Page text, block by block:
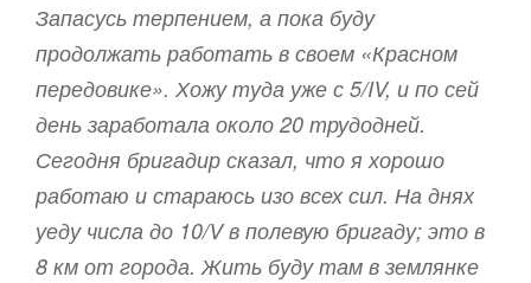
Запасусь терпением, а пока буду
продолжать работать в своем «Красном
передовике». Хожу туда уже с 5/IV, и по сей
день заработала около 20 трудодней.
Сегодня бригадир сказал, что я хорошо
работаю и стараюсь изо всех сил. На днях
уеду числа до 10/V в полевую бригаду; это в
8 км от города. Жить буду там в землянке